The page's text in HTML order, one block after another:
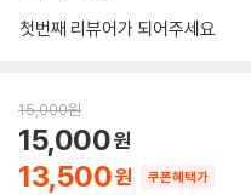
첫번째 리뷰어가 되어주세요
15,000원
13,500
15,000
쿠폰혜택가